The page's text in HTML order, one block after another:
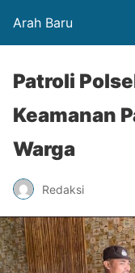
Arah Baru
Patroli
Keamanan
Warga
Redaksi